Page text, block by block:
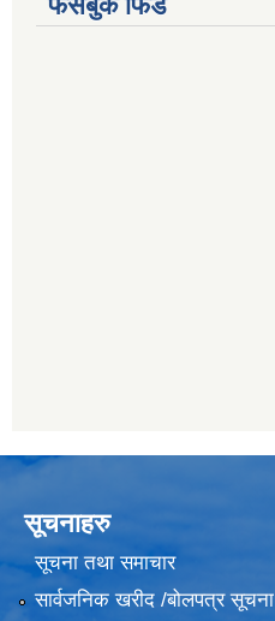
सूचनाहरु
सूचना तथा समाचार
सार्वजनिक खरीद /बोलपत्र सूचना